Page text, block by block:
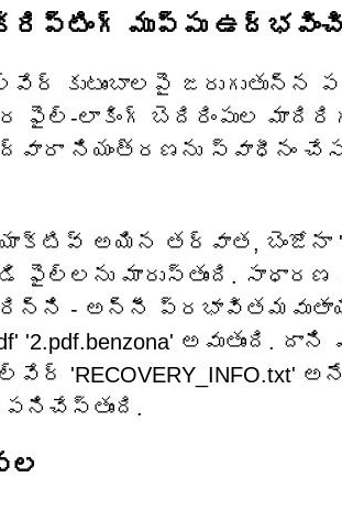
ముప్పు
కుటుంబాలపై
ఫైల్-లాకింగ్ బెదిరింపుల
నియంత్రణను స్వాధీనం
అయిన తర్వాత, బెంజోనా
ఫైల్‌లను మారుస్తుంది.
- అన్నీ ప్రభావితమవుతాయి.
'2.pdf.benzona'